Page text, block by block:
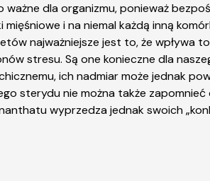
dla organizmu, ponieważ
mięśniowe i na niemal każdą inną
najważniejsze jest to, że wpływa
stresu. Są one konieczne dla
ich nadmiar może jednak
sterydu nie można także
wyprzedza jednak swoich